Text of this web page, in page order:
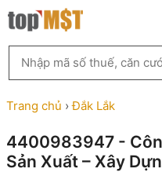
Chuyển
đến
kiếm
MST
theo
tên
ty,
người
Trang chủ ›Đắk Lắk
4400983947 -
Sản Xuất – Xây